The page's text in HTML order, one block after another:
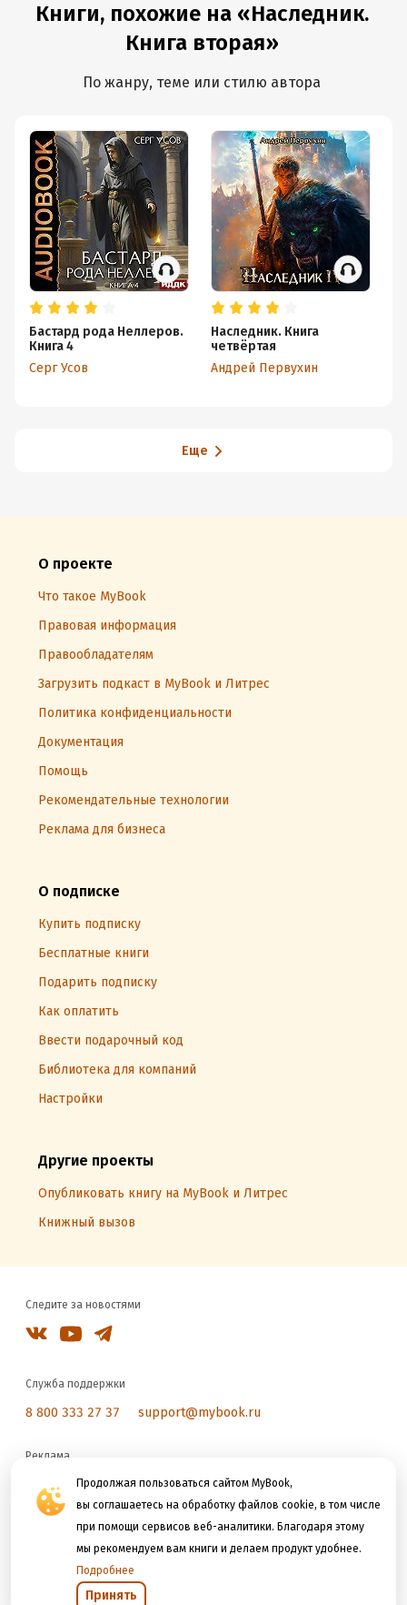
Продолжая пользоваться сайтом MyBook,
вы соглашаетесь на обработку файлов cookie, в том числе
при помощи сервисов веб-аналитики. Благодаря этому
мы рекомендуем вам книги и делаем продукт удобнее.
Подробнее
Принять
Книги, похожие на «Наследник.
Книга вторая»
По жанру, теме или стилю автора
Бастард рода Неллеров.
Книга 4
Серг Усов
Наследник. Книга
четвёртая
Андрей Первухин
Еще
О проекте
Что такое MyBook
Правовая информация
Правообладателям
Загрузить подкаст в MyBook и Литрес
Политика конфиденциальности
Документация
Помощь
Рекомендательные технологии
Реклама для бизнеса
О подписке
Купить подписку
Бесплатные книги
Подарить подписку
Как оплатить
Ввести подарочный код
Библиотека для компаний
Настройки
Другие проекты
Опубликовать книгу на MyBook и Литрес
Книжный вызов
Следите за новостями
Служба поддержки
8 800 333 27 37 support@mybook.ru
Реклама
reklama@litres.ru
Мы принимаем к оплате